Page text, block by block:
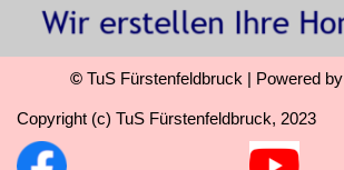
© TuS Fürstenfeldbruck | Powered by
Copyright (c) TuS Fürstenfeldbruck, 2023